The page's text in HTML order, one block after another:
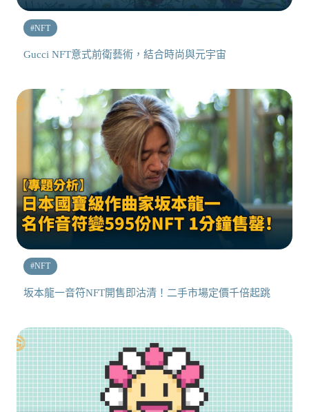
#NFT
Gucci NFT意式前衛藝術，結合時尚與元宇宙
#NFT
坂本龍一音符NFT開售即沽清！二手市場定價千倍起跳